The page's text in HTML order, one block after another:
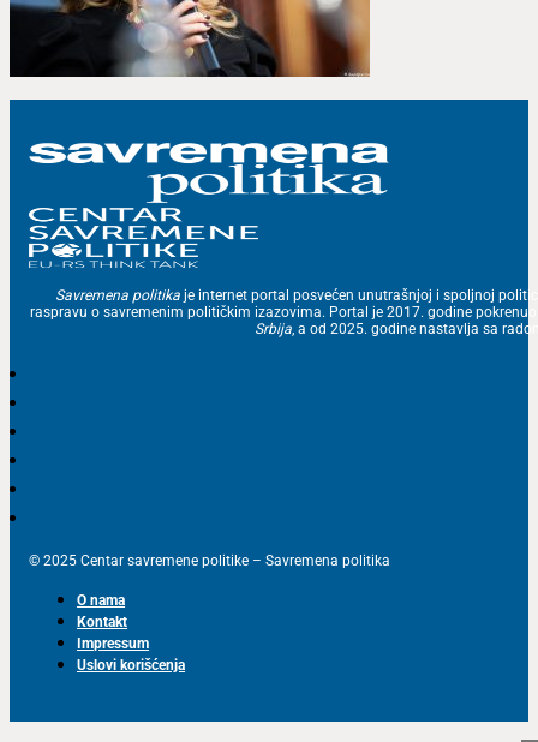
Savremena politika je internet portal posvećen unutrašnjoj i spoljnoj
raspravu o savremenim političkim izazovima. Portal je 2017. godine
Srbija, a od 2025. godine nastavlja sa
© 2025 Centar savremene politike – Savremena politika
O nama
Kontakt
Impressum
Uslovi korišćenja